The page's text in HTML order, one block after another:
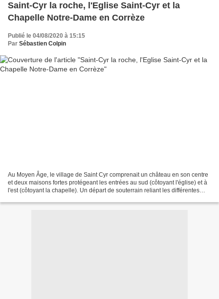
Saint-Cyr la roche, l'Eglise Saint-Cyr et la
Chapelle Notre-Dame en Corrèze
Publié le 04/08/2020 à 15:15
Par Sébastien Colpin
Au Moyen Âge, le village de Saint Cyr comprenait un château en son centre
et deux maisons fortes protégeant les entrées au sud (côtoyant l'église) et à
l'est (côtoyant la chapelle). Un départ de souterrain reliant les différentes